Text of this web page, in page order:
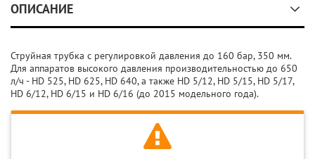
ОПИСАНИЕ
Струйная трубка с регулировкой давления до 160 бар, 350 мм.
Для аппаратов высокого давления производительностью до 650
л/ч - HD 525, HD 625, HD 640, а также HD 5/12, HD 5/15, HD 5/17,
HD 6/12, HD 6/15 и HD 6/16 (до 2015 модельного года).